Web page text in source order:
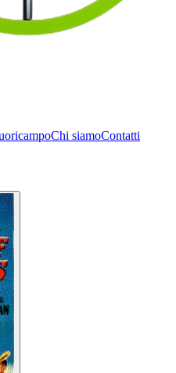
Chi siamoContatti